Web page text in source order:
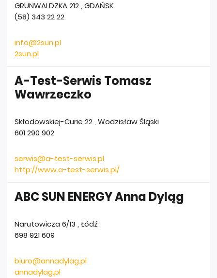
GRUNWALDZKA 212, GDAŃSK
(58) 343 22 22
info@2sun.pl
2sun.pl
A-Test-Serwis Tomasz
Wawrzeczko
Skłodowskiej-Curie 22, Wodzisław Śląski
601 290 902
serwis@a-test-serwis.pl
http://www.a-test-serwis.pl/
ABC SUN ENERGY Anna Dyląg
Narutowicza 6/13 , Łódź
698 921 609
biuro@annadylag.pl
annadylag.pl